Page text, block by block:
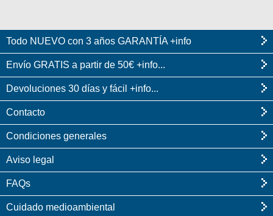
Todo NUEVO con 3 años GARANTÍA +info
Envío GRATIS a partir de 50€ +info...
Devoluciones 30 días y fácil +info...
Contacto
Condiciones generales
Aviso legal
FAQs
Cuidado medioambiental